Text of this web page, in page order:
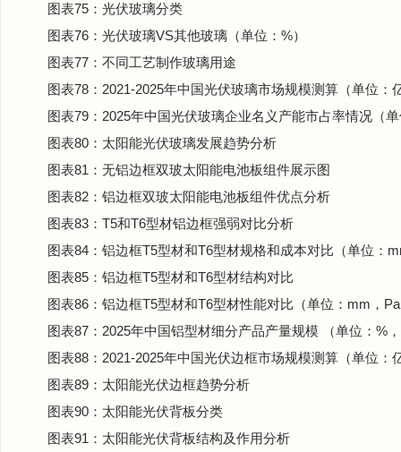
图表75：光伏玻璃分类
图表76：光伏玻璃VS其他玻璃（单位：%）
图表77：不同工艺制作玻璃用途
图表78：2021-2025年中国光伏玻璃市场规模测算（单位：
图表79：2025年中国光伏玻璃企业名义产能市占率情况（
图表80：太阳能光伏玻璃发展趋势分析
图表81：无铝边框双玻太阳能电池板组件展示图
图表82：铝边框双玻太阳能电池板组件优点分析
图表83：T5和T6型材铝边框强弱对比分析
图表84：铝边框T5型材和T6型材规格和成本对比（单位：
图表85：铝边框T5型材和T6型材结构对比
图表86：铝边框T5型材和T6型材性能对比（单位：mm，
图表87：2025年中国铝型材细分产品产量规模 （单位：%
图表88：2021-2025年中国光伏边框市场规模测算（单位：
图表89：太阳能光伏边框趋势分析
图表90：太阳能光伏背板分类
图表91：太阳能光伏背板结构及作用分析